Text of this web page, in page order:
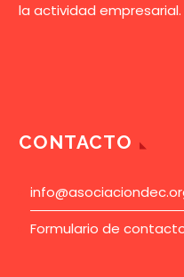
la actividad empresarial.
CONTACTO
Formulario de